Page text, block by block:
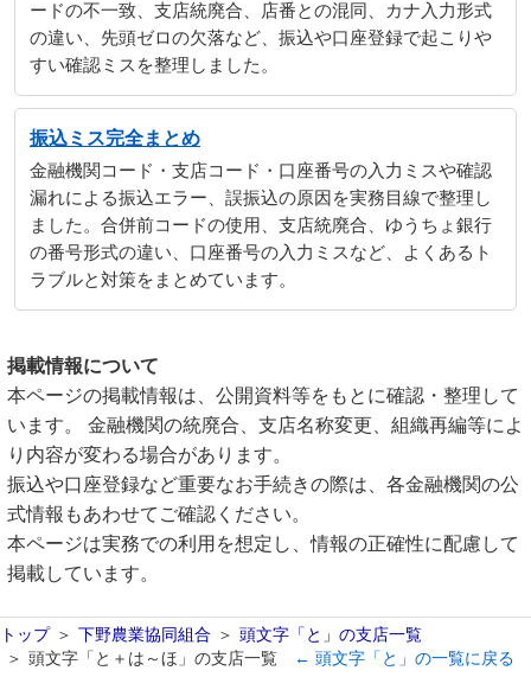
ードの不一致、支店統廃合、店番との混同、カナ入力形式
の違い、先頭ゼロの欠落など、振込や口座登録で起こりや
すい確認ミスを整理しました。
振込ミス完全まとめ
金融機関コード・支店コード・口座番号の入力ミスや確認
漏れによる振込エラー、誤振込の原因を実務目線で整理し
ました。合併前コードの使用、支店統廃合、ゆうちょ銀行
の番号形式の違い、口座番号の入力ミスなど、よくあるト
ラブルと対策をまとめています。
掲載情報について
本ページの掲載情報は、公開資料等をもとに確認・整理して
います。 金融機関の統廃合、支店名称変更、組織再編等によ
り内容が変わる場合があります。
振込や口座登録など重要なお手続きの際は、各金融機関の公
式情報もあわせてご確認ください。
本ページは実務での利用を想定し、情報の正確性に配慮して
掲載しています。
トップ 下野農業協同組合
頭文字「と」の支店一覧
頭文字「と＋は～ほ」の支店一覧
← 頭文字「と」の一覧に戻る